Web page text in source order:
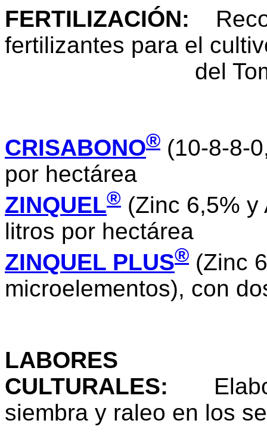
FERTILIZACIÓN:
fertilizantes para el
del
CRISABONO® (10-8-8-
por hectárea
ZINQUEL® (Zinc 6,5% y
litros por hectárea
ZINQUEL PLUS® (Zinc
microelementos), con
LABORES
CULTURALES:
siembra y raleo en los